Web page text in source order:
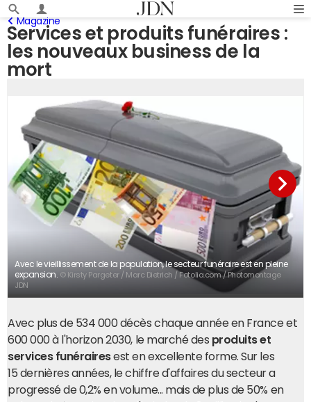
Services et produits funéraires :
les nouveaux business de la
mort
Magazine
Avec le vieillissement de la population, le secteur funéraire est en pleine
expansion.
© Kirsty Pargeter / Marc Dietrich / Fotolia.com / Photomontage
JDN
Avec plus de 534 000 décès chaque année en France et
600 000 à l'horizon 2030, le marché des produits et
services funérairesest en excellente forme. Sur les
15 dernières années, le chiffre d'affaires du secteur a
progressé de 0,2% en volume... mais de plus de 50% en